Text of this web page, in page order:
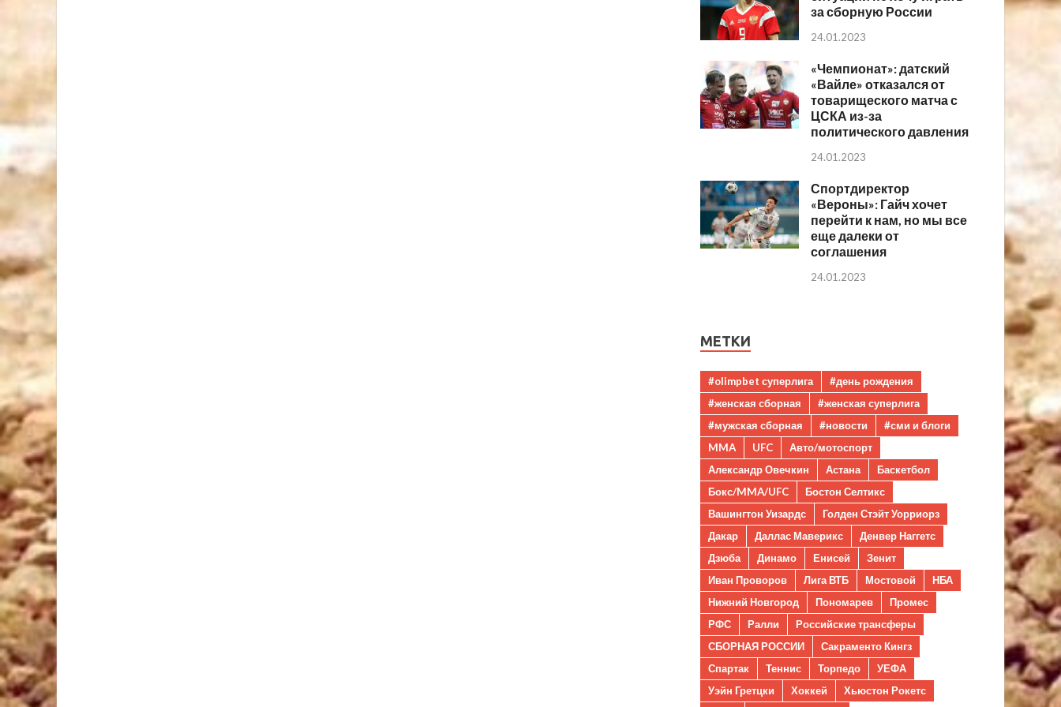
за сборную России
24.01.2023
«Чемпионат»: датский
«Вайле» отказался от
товарищеского матча с
ЦСКА из-за
политического давления
24.01.2023
Спортдиректор
«Вероны»: Гайч хочет
перейти к нам, но мы все
еще далеки от
соглашения
24.01.2023
МЕТКИ
#olimpbet суперлига
#день рождения
#женская сборная
#женская суперлига
#мужская сборная
#новости
#сми и блоги
MMA
UFC
Авто/мотоспорт
Александр Овечкин
Астана
Баскетбол
Бокс/MMA/UFC
Бостон Селтикс
Вашингтон Уизардс
Голден Стэйт Уорриорз
Дакар
Даллас Маверикс
Денвер Наггетс
Дзюба
Динамо Енисей
Зенит
Иван Проворов
Лига ВТБ Мостовой
НБА
Нижний Новгород
Пономарев
Промес
РФС
Ралли
Российские трансферы
СБОРНАЯ РОССИИ
Сакраменто Кингз
Спартак
Теннис Торпедо
УЕФА
Уэйн Гретцки
Хоккей
Хьюстон Рокетс